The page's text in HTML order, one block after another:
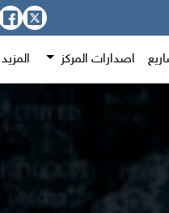
اصدارات المركز المزيد